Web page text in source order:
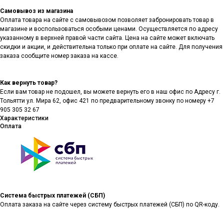
Самовывоз из магазина
Оплата товара на сайте с самовывозом позволяет забронировать товар в
магазине и воспользоваться особыми ценами. Осуществляется по адресу
указанному в верхней правой части сайта. Цена на сайте может включать
скидки и акции, и действительна только при оплате на сайте. Для получения
заказа сообщите номер заказа на кассе.
Как вернуть товар?
Если вам товар не подошел, вы можете вернуть его в наш офис по Адресу г.
Тольятти ул. Мира 62, офис 421 по предварительному звонку по номеру +7
905 305 32 67
Характеристики
Оплата
Система быстрых платежей (СБП)
Оплата заказа на сайте через систему быстрых платежей (СБП) по QR-коду.